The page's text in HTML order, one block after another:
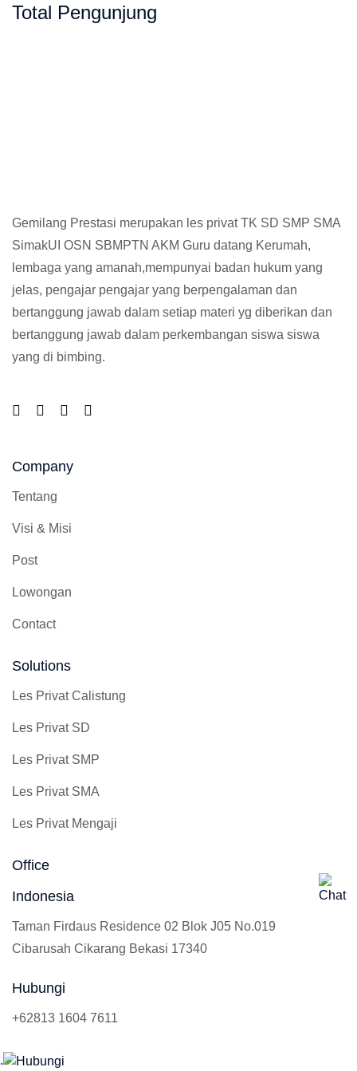
Total Pengunjung
Gemilang Prestasi merupakan les privat TK SD SMP SMA
SimakUI OSN SBMPTN AKM Guru datang Kerumah,
lembaga yang amanah,mempunyai badan hukum yang
jelas, pengajar pengajar yang berpengalaman dan
bertanggung jawab dalam setiap materi yg diberikan dan
bertanggung jawab dalam perkembangan siswa siswa
yang di bimbing.
Company
Tentang
Visi & Misi
Post
Lowongan
Contact
Solutions
Les Privat Calistung
Les Privat SD
Les Privat SMP
Les Privat SMA
Les Privat Mengaji
Office
Indonesia
Taman Firdaus Residence 02 Blok J05 No.019
Cibarusah Cikarang Bekasi 17340
Hubungi
+62813 1604 7611
.